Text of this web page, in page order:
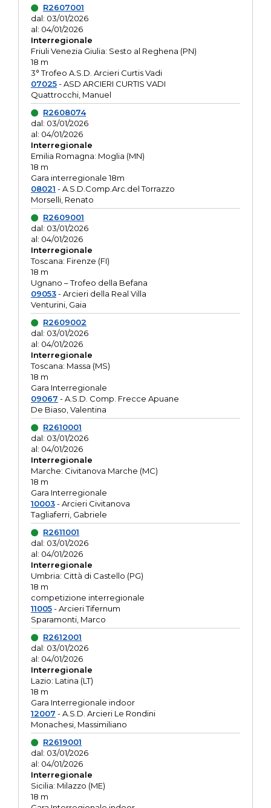
R2607001
dal: 03/01/2026
al: 04/01/2026
Interregionale
Friuli Venezia Giulia: Sesto al Reghena (PN)
18 m
3° Trofeo A.S.D. Arcieri Curtis Vadi
07025- ASD ARCIERI CURTIS VADI
Quattrocchi, Manuel
R2608074
dal: 03/01/2026
al: 04/01/2026
Interregionale
Emilia Romagna: Moglia (MN)
18 m
Gara interregionale 18m
08021 - A.S.D.Comp.Arc.del Torrazzo
Morselli, Renato
R2609001
dal: 03/01/2026
al: 04/01/2026
Interregionale
Toscana: Firenze (FI)
18 m
Ugnano – Trofeo della Befana
09053- Arcieri della Real Villa
Venturini, Gaia
R2609002
dal: 03/01/2026
al: 04/01/2026
Interregionale
Toscana: Massa (MS)
18 m
Gara Interregionale
09067 - A.S.D. Comp. Frecce Apuane
De Biaso, Valentina
R2610001
dal: 03/01/2026
al: 04/01/2026
Interregionale
Marche: Civitanova Marche (MC)
18 m
Gara Interregionale
10003- Arcieri Civitanova
Tagliaferri, Gabriele
R2611001
dal: 03/01/2026
al: 04/01/2026
Interregionale
Umbria: Città di Castello (PG)
18 m
competizione interregionale
11005- Arcieri Tifernum
Sparamonti, Marco
R2612001
dal: 03/01/2026
al: 04/01/2026
Interregionale
Lazio: Latina (LT)
18 m
Gara Interregionale indoor
12007 - A.S.D. Arcieri Le Rondini
Monachesi, Massimiliano
R2619001
dal: 03/01/2026
al: 04/01/2026
Interregionale
Sicilia: Milazzo (ME)
18 m